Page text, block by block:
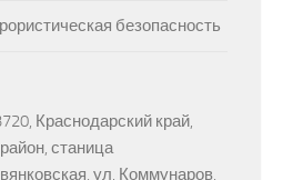
безопасность
Краснодарский край,
станица
ул. Коммунаров,